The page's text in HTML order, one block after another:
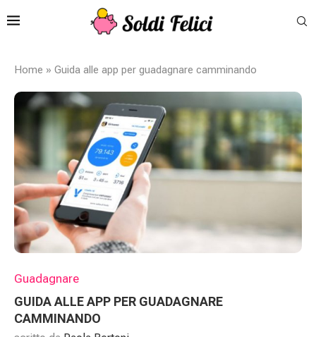
Home » Guida alle app per guadagnare camminando
Guadagnare
GUIDA ALLE APP PER GUADAGNARE
CAMMINANDO